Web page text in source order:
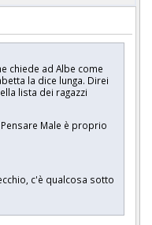
chiede ad Albe come
la dice lunga. Direi
lista dei ragazzi
Male è proprio
c'è qualcosa sotto